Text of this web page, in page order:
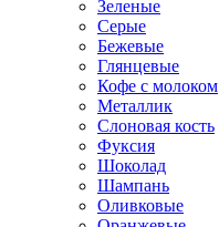
Зеленые
Серые
Бежевые
Глянцевые
Кофе с молоком
Металлик
Слоновая кость
Фуксия
Шоколад
Шампань
Оливковые